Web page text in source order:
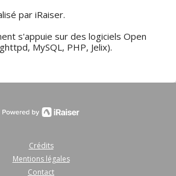
par iRaiser.
s'appuie sur des logiciels Open
MySQL, PHP, Jelix).
Crédits
Mentions légales
Contact